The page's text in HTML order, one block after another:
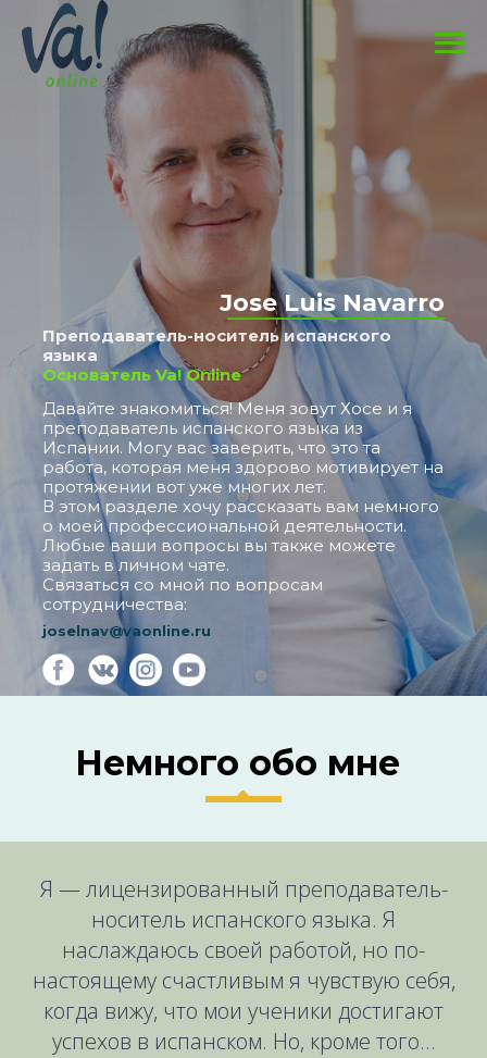
Jose Luis Navarro
Преподаватель-носитель испанского
языка
Основатель Va! Online
Давайте знакомиться! Меня зовут Хосе и я
преподаватель испанского языка из
Испании. Могу вас заверить, что это та
работа, которая меня здорово мотивирует на
протяжении вот уже многих лет.
В этом разделе хочу рассказать вам немного
о моей профессиональной деятельности.
Любые ваши вопросы вы также можете
задать в личном чате.
Связаться со мной по вопросам
сотрудничества:
joselnav@vaonline.ru
Немного обо мне
Я — лицензированный преподаватель-
носитель испанского языка. Я
наслаждаюсь своей работой, но по-
настоящему счастливым я чувствую себя,
когда вижу, что мои ученики достигают
успехов в испанском. Но, кроме того...